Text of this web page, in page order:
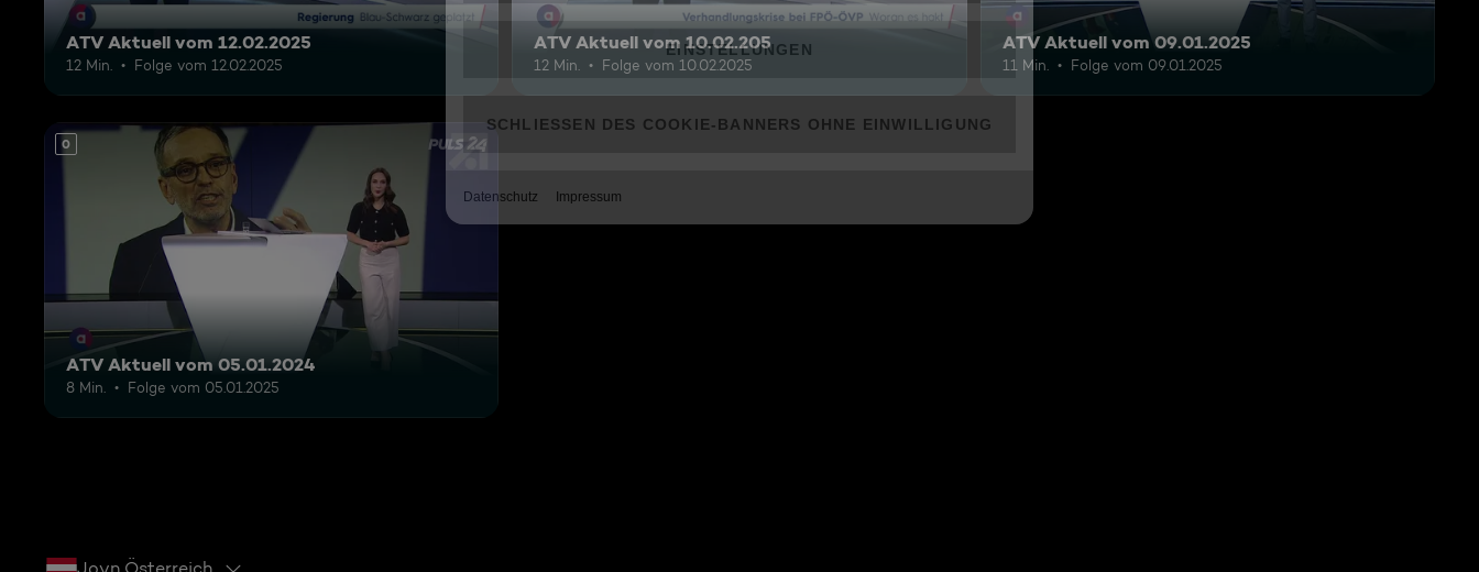
ATV Aktuell vom 12.02.2025
12 Min. Folge vom 12.02.2025
ATV Aktuell vom 10.02.205
12 Min. Folge vom 10.02.2025
ATV Aktuell vom 09.01.2025
11 Min. Folge vom 09.01.2025
0
ATV Aktuell vom 05.01.2024
8 Min. Folge vom 05.01.2025